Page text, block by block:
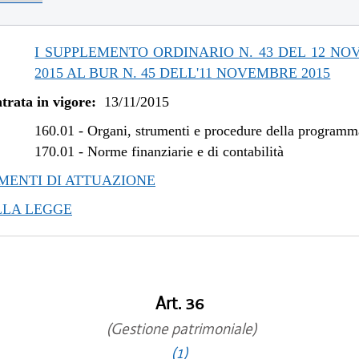
al 31/12/2018
al 07/11/2018
2017 al 28/03/2018
al 31/05/2017
al 08/01/2017
2016 al 12/08/2016
al 12/01/2016
I SUPPLEMENTO ORDINARIO N. 43 DEL 12
2015 AL BUR N. 45 DELL'11 NOVEMBRE 2015
in vigore: 13/11/2015
160.01 -Organi, strumenti e procedure della
170.01 -Norme finanziarie e di contabilità
DI ATTUAZIONE
LEGGE
Art. 36
(Gestione patrimoniale)
(1)